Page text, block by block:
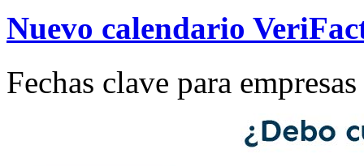
Nuevo calendario
Fechas clave para